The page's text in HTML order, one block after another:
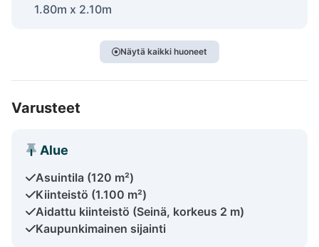
1.80m x 2.10m
Näytä kaikki huoneet
Varusteet
Alue
Asuintila (120 m²)
Kiinteistö (1.100 m²)
Aidattu kiinteistö (Seinä, korkeus 2 m)
Kaupunkimainen sijainti